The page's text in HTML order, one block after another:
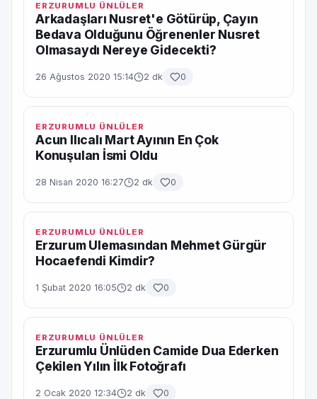
ERZURUMLU ÜNLÜLER
Arkadaşları Nusret'e Götürüp, Çayın
Bedava Olduğunu Öğrenenler Nusret
Olmasaydı Nereye Gidecekti?
26 Ağustos 2020 15:14 2 dk 0
ERZURUMLU ÜNLÜLER
Acun Ilıcalı Mart Ayının En Çok
Konuşulan İsmi Oldu
28 Nisan 2020 16:27 2 dk 0
ERZURUMLU ÜNLÜLER
Erzurum Ulemasından Mehmet Gürgür
Hocaefendi Kimdir?
1 Şubat 2020 16:05 2 dk 0
ERZURUMLU ÜNLÜLER
Erzurumlu Ünlüden Camide Dua Ederken
Çekilen Yılın İlk Fotoğrafı
2 Ocak 2020 12:34 2 dk 0